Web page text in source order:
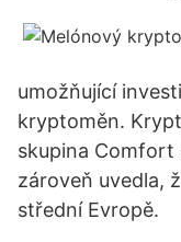
umožňující
kryptoměn.
skupina Comfort
zároveň uvedla,
střední Evropě.